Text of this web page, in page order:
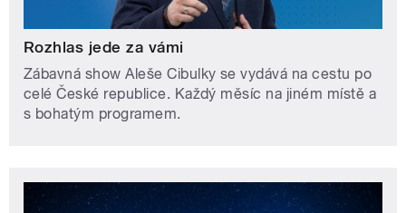
Rozhlas jede za vámi
Zábavná show Aleše Cibulky se vydává na cestu po
celé České republice. Každý měsíc na jiném místě a
s bohatým programem.